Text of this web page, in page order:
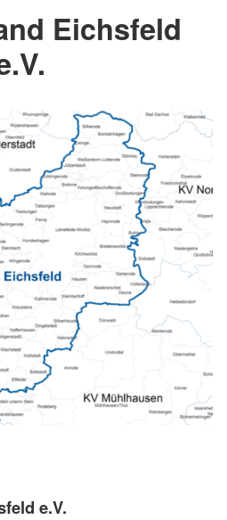
Eichsfeld
e.V.